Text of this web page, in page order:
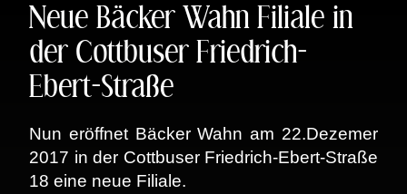
Neue Bäcker Wahn Filiale in
der Cottbuser Friedrich-
Ebert-Straße
Nun eröffnet Bäcker Wahn am 22.Dezemer
2017 in der Cottbuser Friedrich-Ebert-Straße
18 eine neue Filiale.